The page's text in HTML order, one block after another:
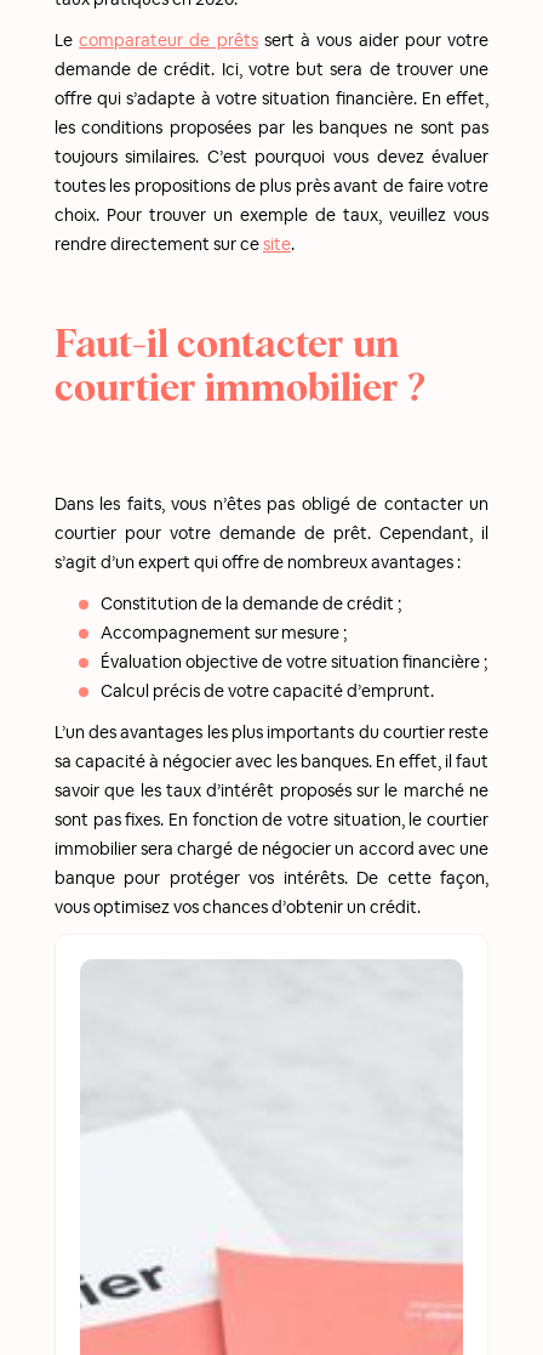
Lecomparateur de prêtssert à vous aider pour votre
demande de crédit. Ici, votre but sera de trouver une
offre qui s’adapte à votre situation financière. En effet,
les conditions proposées par les banques ne sont pas
toujours similaires. C’est pourquoi vous devez évaluer
toutes les propositions de plus près avant de faire votre
choix. Pour trouver un exemple de taux, veuillez vous
rendre directement sur cesite.
Faut-il contacter un
courtier immobilier ?
Dans les faits, vous n’êtes pas obligé de contacter un
courtier pour votre demande de prêt. Cependant, il
s’agit d’un expert qui offre de nombreux avantages :
Constitution de la demande de crédit ;
Accompagnement sur mesure ;
Évaluation objective de votre situation financière ;
Calcul précis de votre capacité d’emprunt.
L’un des avantages les plus importants du courtier reste
sa capacité à négocier avec les banques. En effet, il faut
savoir que les taux d’intérêt proposés sur le marché ne
sont pas fixes. En fonction de votre situation, le courtier
immobilier sera chargé de négocier un accord avec une
banque pour protéger vos intérêts. De cette façon,
vous optimisez vos chances d’obtenir un crédit.